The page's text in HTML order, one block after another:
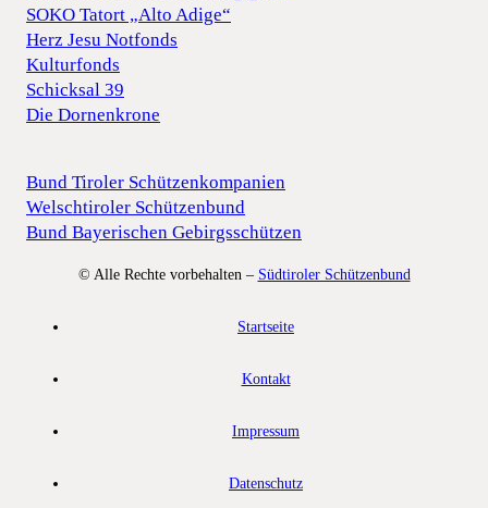
SOKO Tatort „Alto Adige“
Herz Jesu Notfonds
Kulturfonds
Schicksal 39
Die Dornenkrone
Bund Tiroler Schützenkompanien
Welschtiroler Schützenbund
Bund Bayerischen Gebirgsschützen
© Alle Rechte vorbehalten – Südtiroler Schützenbund
Startseite
Kontakt
Impressum
Datenschutz